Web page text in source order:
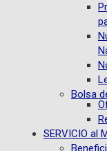
Bolsa
SERVICIO al